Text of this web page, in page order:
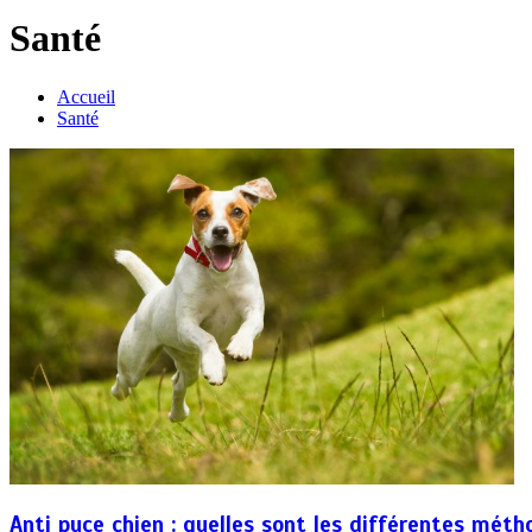
Santé
Accueil
Santé
Anti puce chien : quelles sont les différentes